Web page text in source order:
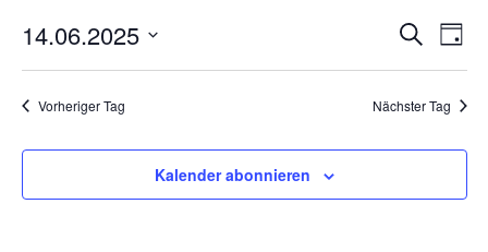
Suche
und
Ansichten,
SucheTag
14.06.2025
Datum
Vorheriger Tag Nächster Tag
Kalender abonnieren